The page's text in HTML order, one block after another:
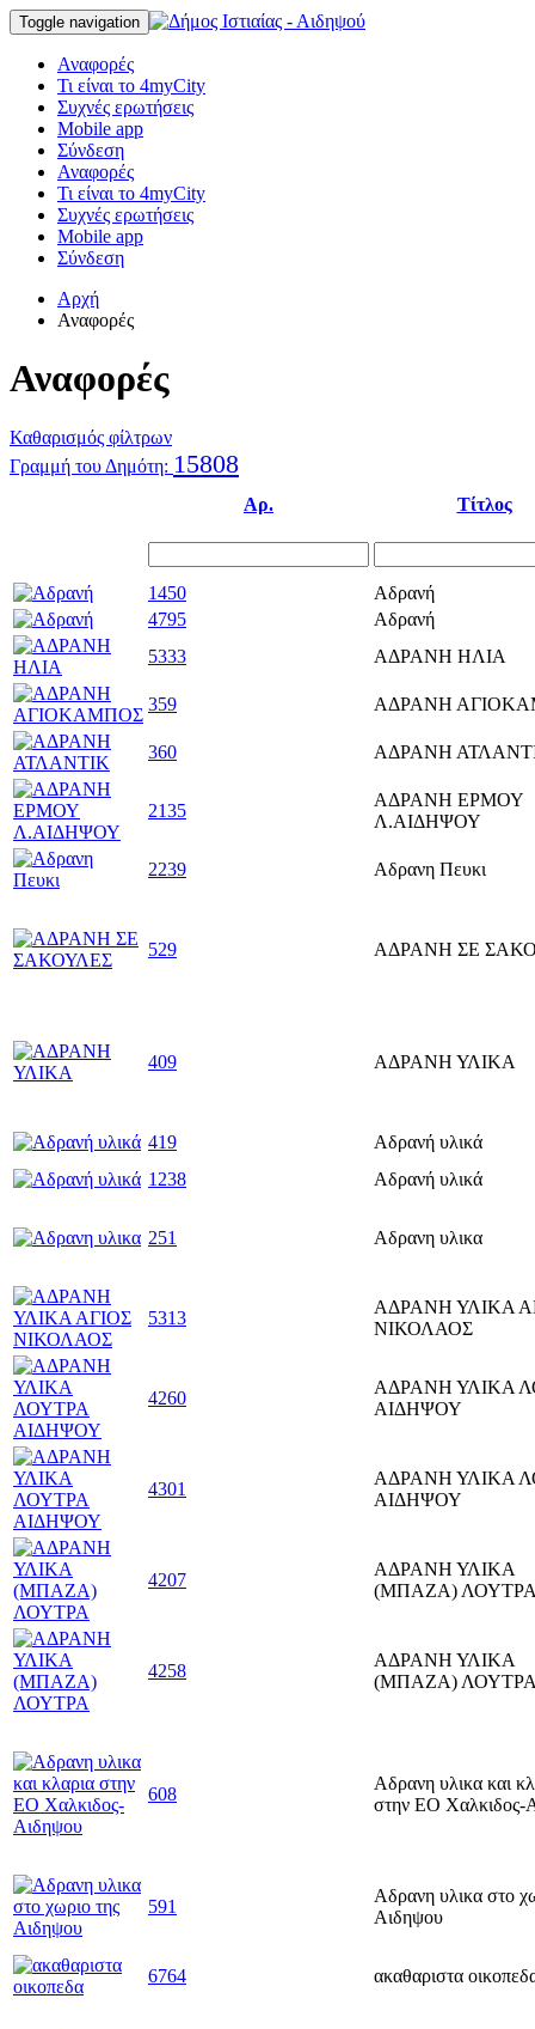
Toggle navigation
Αναφορές
Τι είναι το 4myCity
Συχνές ερωτήσεις
Mobile app
Σύνδεση
Αναφορές
Τι είναι το 4myCity
Συχνές ερωτήσεις
Mobile app
Σύνδεση
Αρχή
Αναφορές
Αναφορές
Καθαρισμός φίλτρων
Γραμμή του Δημότη: 15808
Αρ. Τίτλος
1450
Αδρανή
4795
Αδρανή
5333
ΑΔΡΑΝΗ ΗΛΙΑ
359 ΑΔΡΑΝΗ
360 ΑΔΡΑΝΗ
2135
ΑΔΡΑΝΗ ΕΡΜΟΥ
Λ.ΑΙΔΗΨΟΥ
2239 Αδρανη Πευκι
529 ΑΔΡΑΝΗ ΣΕ
409 ΑΔΡΑΝΗ ΥΛΙΚΑ
419
Αδρανή υλικά
1238
Αδρανή υλικά
251 Αδρανη υλικα
5313
ΑΔΡΑΝΗ ΥΛΙΚΑ
ΝΙΚΟΛΑΟΣ
4260
ΑΔΡΑΝΗ ΥΛΙΚΑ
ΑΙΔΗΨΟΥ
4301
ΑΔΡΑΝΗ ΥΛΙΚΑ
ΑΙΔΗΨΟΥ
4207
ΑΔΡΑΝΗ ΥΛΙΚΑ
(ΜΠΑΖΑ)
4258
ΑΔΡΑΝΗ ΥΛΙΚΑ
(ΜΠΑΖΑ)
608
Αδρανη υλικα και
στην ΕΟ Χαλκιδος-
591
Αδρανη υλικα στο
Αιδηψου
6764 ακαθαριστα